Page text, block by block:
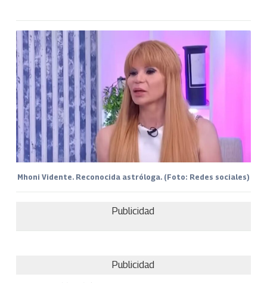
Mhoni Vidente. Reconocida astróloga. (Foto: Redes sociales)
Publicidad
Publicidad